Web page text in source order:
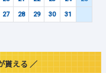
27 28 29 30 31
貰える ／